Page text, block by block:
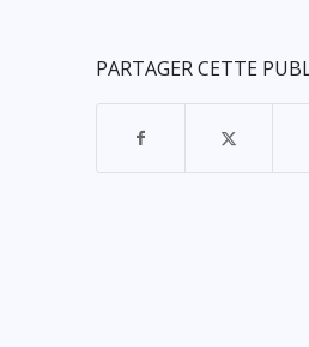
PARTAGER CETTE